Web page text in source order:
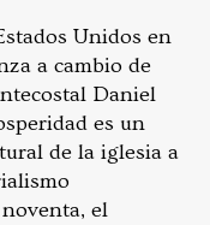
Unidos en
a cambio de
Daniel
es un
de la iglesia a
el